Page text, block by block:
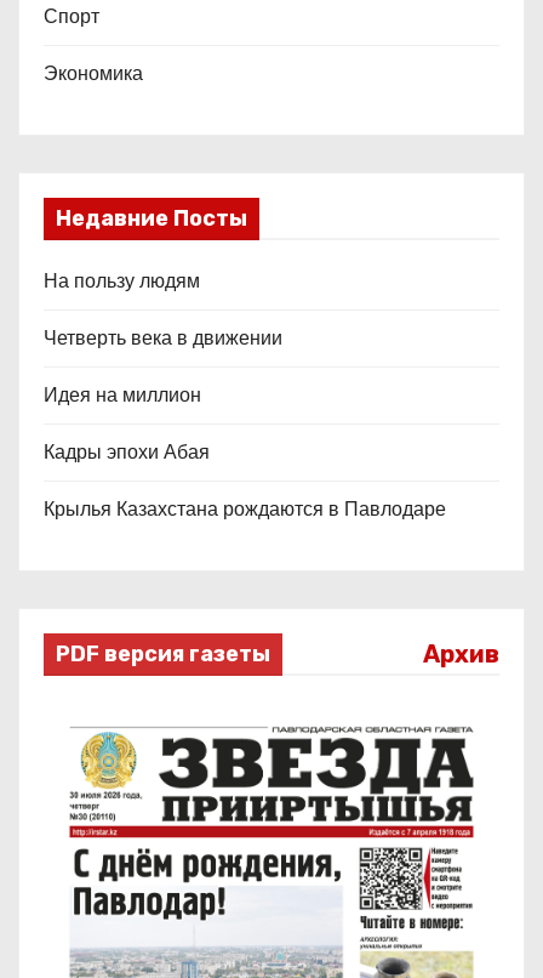
Спорт
Экономика
Недавние Посты
На пользу людям
Четверть века в движении
Идея на миллион
Кадры эпохи Абая
Крылья Казахстана рождаются в Павлодаре
PDF версия газеты Архив